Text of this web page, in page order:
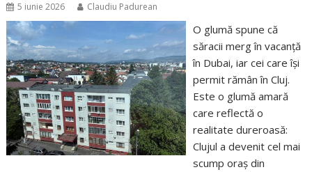
5 iunie 2026 Claudiu Padurean
O glumă spune că
săracii merg în vacanță
în Dubai, iar cei care își
permit rămân în Cluj.
Este o glumă amară
care reflectă o
realitate dureroasă:
Clujul a devenit cel mai
scump oraș din